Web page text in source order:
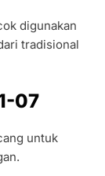
digunakan
tradisional
07
untuk